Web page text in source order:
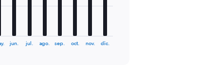
jun. jul. ago. sep. oct. nov. dic.